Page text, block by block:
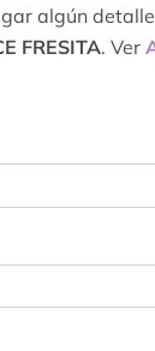
algún
FRESITA. Ver